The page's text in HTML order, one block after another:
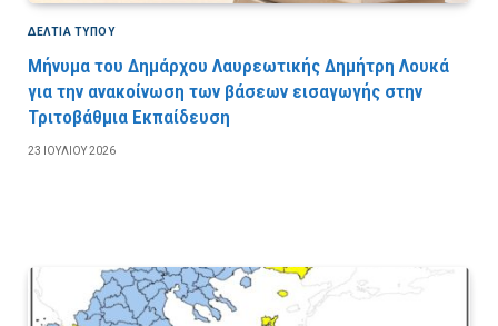
ΔΕΛΤΙΑ ΤΥΠΟΥ
Μήνυμα του Δημάρχου Λαυρεωτικής Δημήτρη Λουκά
για την ανακοίνωση των βάσεων εισαγωγής στην
Τριτοβάθμια Εκπαίδευση
23 ΙΟΥΛΊΟΥ 2026